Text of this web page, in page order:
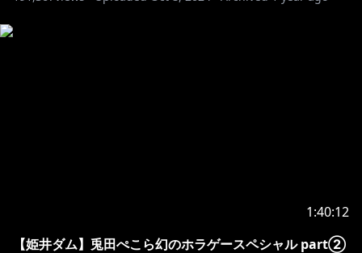
1:40:12
【姫井ダム】兎田ぺこら幻のホラゲースペシャル part②